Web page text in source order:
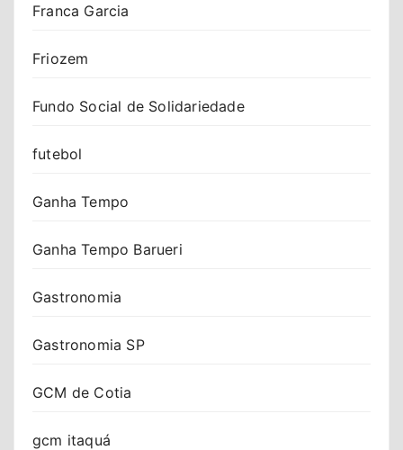
Franca Garcia
Friozem
Fundo Social de Solidariedade
futebol
Ganha Tempo
Ganha Tempo Barueri
Gastronomia
Gastronomia SP
GCM de Cotia
gcm itaquá